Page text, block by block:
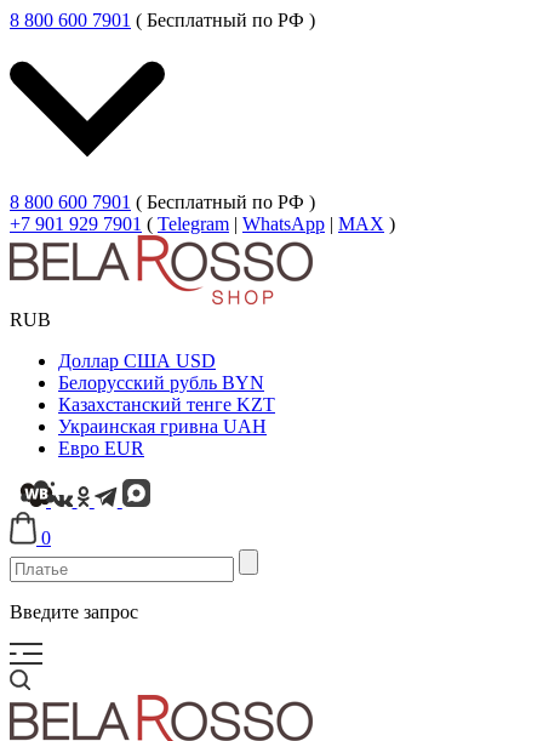
8 800 600 7901 ( Бесплатный по РФ )
8 800 600 7901 ( Бесплатный по РФ )
+7 901 929 7901 ( Telegram | WhatsApp | MAX )
RUB
Доллар США USD
Белорусский рубль BYN
Казахстанский тенге KZT
Украинская гривна UAH
Евро EUR
0
Введите запрос